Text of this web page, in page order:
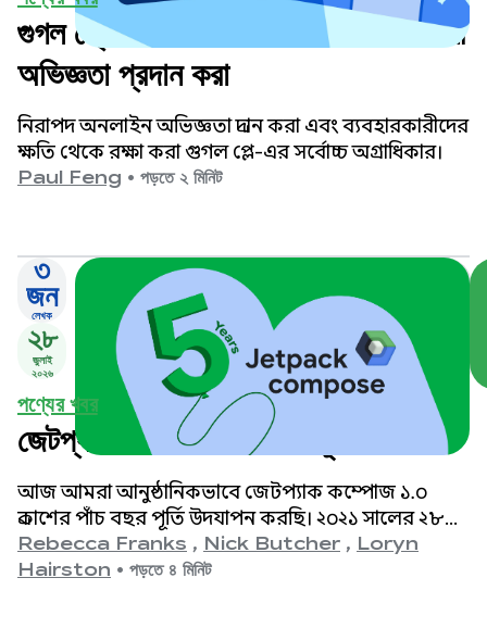
গুগল প্লে-তে আরও নিরাপদ ও বয়সোপযোগী
অভিজ্ঞতা প্রদান করা
নিরাপদ অনলাইন অভিজ্ঞতা প্রদান করা এবং ব্যবহারকারীদের
ক্ষতি থেকে রক্ষা করা গুগল প্লে-এর সর্বোচ্চ অগ্রাধিকার।
Paul Feng • পড়তে ২ মিনিট
৩
জন
লেখক
২৮
জুলাই
২০২৬
পণ্যের খবর
জেটপ্যাক কম্পোজের ৫ বছর পূর্তি উদযাপন
আজ আমরা আনুষ্ঠানিকভাবে জেটপ্যাক কম্পোজ ১.০
প্রকাশের পাঁচ বছর পূর্তি উদযাপন করছি। ২০২১ সালের ২৮শে
জুলাই ঘোষিত ১.০ সংস্করণ থেকে শুরু করে আমাদের
সর্বশেষ ১.১১ রিলিজ পর্যন্ত, আমরা বিগত বছরগুলোতে
Rebecca Franks , Nick Butcher , Loryn
Hairston • পড়তে ৪ মিনিট